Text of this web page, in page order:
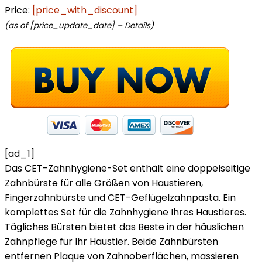
Price: [price_with_discount]
(as of [price_update_date] – Details)
[ad_1]
Das CET-Zahnhygiene-Set enthält eine doppelseitige
Zahnbürste für alle Größen von Haustieren,
Fingerzahnbürste und CET-Geflügelzahnpasta. Ein
komplettes Set für die Zahnhygiene Ihres Haustieres.
Tägliches Bürsten bietet das Beste in der häuslichen
Zahnpflege für Ihr Haustier. Beide Zahnbürsten
entfernen Plaque von Zahnoberflächen, massieren